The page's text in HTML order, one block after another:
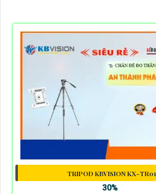
TRIPOD KBVISION KX-TR01
30%